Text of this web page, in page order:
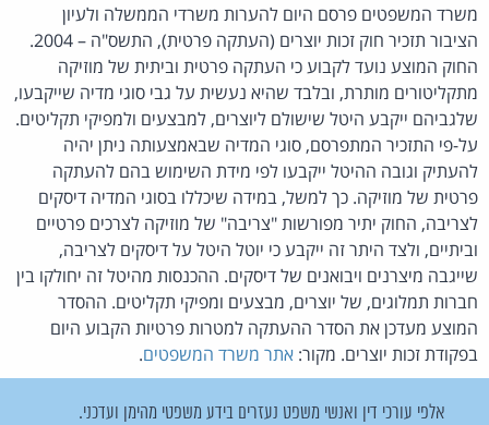
משרד המשפטים פרסם היום להערות משרדי הממשלה ולעיון
הציבור תזכיר חוק זכות יוצרים (העתקה פרטית), התשס"ה – 2004.
החוק המוצע נועד לקבוע כי העתקה פרטית וביתית של מוזיקה
מתקליטורים מותרת, ובלבד שהיא נעשית על גבי סוגי מדיה שייקבעו,
שלגביהם ייקבע היטל שישולם ליוצרים, למבצעים ולמפיקי תקליטים.
על-פי התזכיר המתפרסם, סוגי המדיה שבאמצעותה ניתן יהיה
להעתיק וגובה ההיטל ייקבעו לפי מידת השימוש בהם להעתקה
פרטית של מוזיקה. כך למשל, במידה שיכללו בסוגי המדיה דיסקים
לצריבה, החוק יתיר מפורשות "צריבה" של מוזיקה לצרכים פרטיים
וביתיים, ולצד היתר זה ייקבע כי יוטל היטל על דיסקים לצריבה,
שייגבה מיצרנים ויבואנים של דיסקים. ההכנסות מהיטל זה יחולקו בין
חברות תמלוגים, של יוצרים, מבצעים ומפיקי תקליטים. ההסדר
המוצע מעדכן את הסדר ההעתקה למטרות פרטיות הקבוע היום
בפקודת זכות יוצרים. מקור: אתר משרד המשפטים.
אלפי עורכי דין ואנשי משפט נעזרים בידע משפטי מהימן ועדכני.